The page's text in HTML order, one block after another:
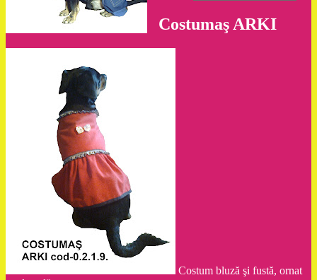
Costumaş ARKI
Costum bluză şi fustă, ornat